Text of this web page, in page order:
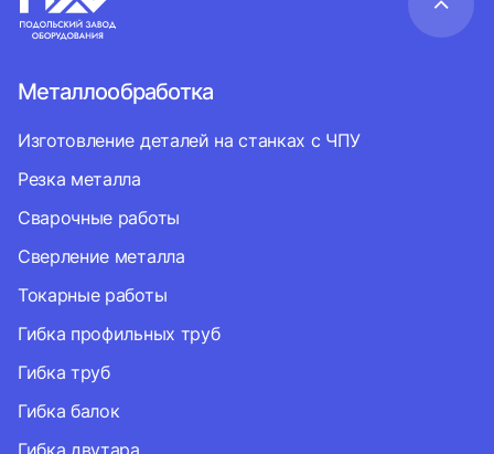
Металлообработка
Изготовление деталей на станках с ЧПУ
Резка металла
Сварочные работы
Сверление металла
Токарные работы
Гибка профильных труб
Гибка труб
Гибка балок
Гибка двутара